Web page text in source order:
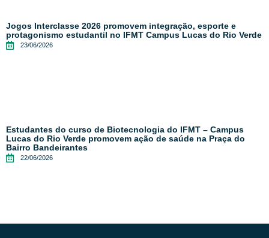
Jogos Interclasse 2026 promovem integração, esporte e
protagonismo estudantil no IFMT Campus Lucas do Rio Verde
23/06/2026
Estudantes do curso de Biotecnologia do IFMT – Campus
Lucas do Rio Verde promovem ação de saúde na Praça do
Bairro Bandeirantes
22/06/2026